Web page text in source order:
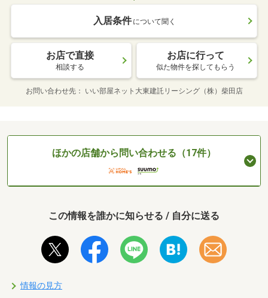
入居条件 について聞く
お店で直接
相談する
お店に行って
似た物件を探してもらう
お問い合わせ先 いい部屋ネット大東建託リーシング（株）柴田店
ほかの店舗から問い合わせる（17件）
この情報を誰かに知らせる / 自分に送る
情報の見方